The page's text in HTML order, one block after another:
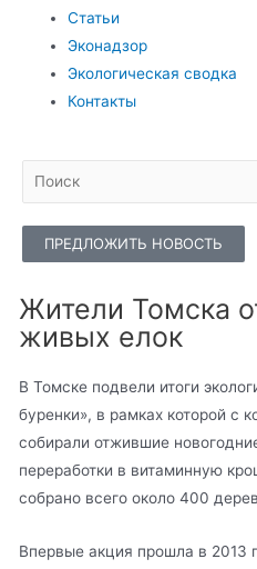
Статьи
Эконадзор
Экологическая сводка
Контакты
ПРЕДЛОЖИТЬ НОВОСТЬ
Жители Томска
живых елок
В Томске подвели итоги
буренки», в рамках которой с
собирали отжившие
переработки в витаминную
собрано всего около 400
Впервые акция прошла в 2013